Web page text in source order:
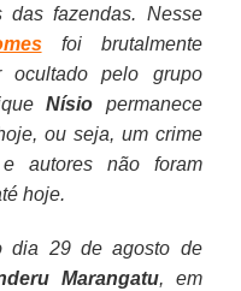
das fazendas. Nesse
foi brutalmente
ocultado pelo grupo
Nísio permanece
ou seja, um crime
autores não foram
hoje.
dia 29 de agosto de
Marangatu, em